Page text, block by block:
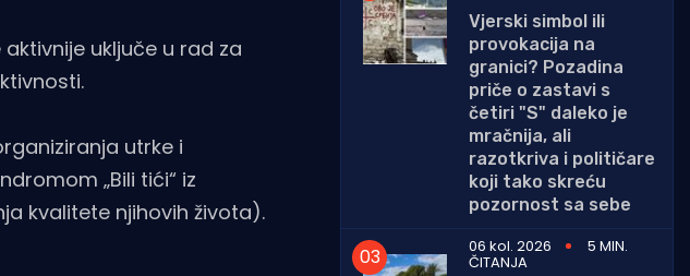
uključe u rad za
utrke i
„Bili tići“ iz
kvalitete njihovih života).
Vjerski simbol ili
provokacija na
granici? Pozadina
priče o zastavi s
četiri "S" daleko je
mračnija, ali
razotkriva i političare
koji tako skreću
pozornost sa sebe
06 kol. 2026
5 MIN.
ČITANJA